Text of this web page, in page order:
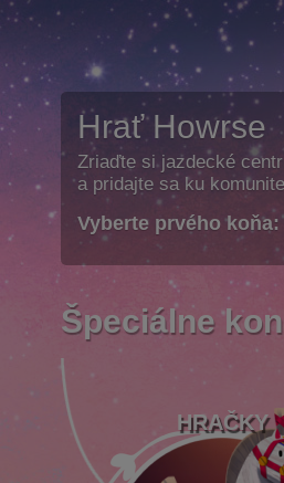
Hrať Howrse
Zriaďte si jazdecké
a pridajte sa ku
Vyberte prvého koňa:
Špeciálne
HRAČKY